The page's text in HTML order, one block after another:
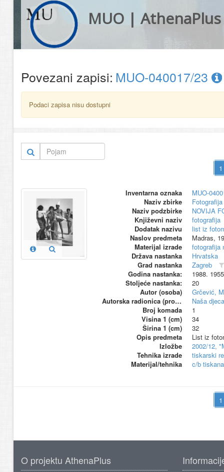
MUO | AthenaPlus
Povezani zapisi: MUO-040017/23
Podaci zapisa nisu dostupni
Inventarna oznaka
MUO-
Naziv zbirke
Naziv podzbirke
NOVIJA
Književni naziv
fotografija
Dodatak nazivu
list iz
Naslov predmeta
Madras,
Materijal izrade
fotografija
Država nastanka
Hrvatska
Grad nastanka
Zagreb
Godina nastanka:
1988.
Stoljeće nastanka:
20
Autor (osoba)
Grčević,
Autorska radionica (proizvođač)
Naša
Broj komada
1
Visina 1 (cm)
34
Širina 1 (cm)
32
Opis predmeta
List iz
Izložbe
2002/12,
Tehnika izrade
tiskarski
Materijal/tehnika
c/b
O projektu AthenaPlus